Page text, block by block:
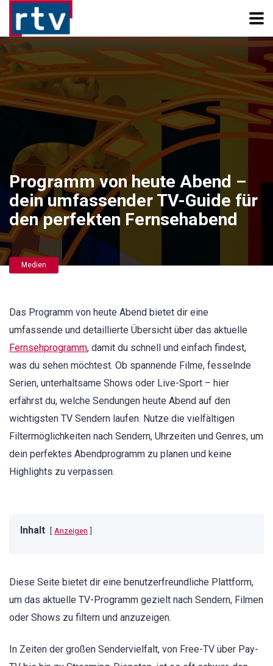
Programm von heute Abend –
dein umfassender TV-Guide für
den perfekten Fernsehabend
Medien
Das Programm von heute Abend bietet dir eine
umfassende und detaillierte Übersicht über das aktuelle
Fernsehprogramm, damit du schnell und einfach findest,
was du sehen möchtest. Ob spannende Filme, fesselnde
Serien, unterhaltsame Shows oder Live-Sport – hier
erfährst du, welche Sendungen heute Abend auf den
wichtigsten TV Sendern laufen. Nutze die vielfältigen
Filtermöglichkeiten nach Sendern, Uhrzeiten und Genres, um
dein perfektes Abendprogramm zu planen und keine
Highlights zu verpassen.
Inhalt Anzeigen
Diese Seite bietet dir eine benutzerfreundliche Plattform,
um das aktuelle TV-Programm gezielt nach Sendern, Filmen
oder Shows zu filtern und anzuzeigen.
In Zeiten der großen Sendervielfalt, von Free-TV über Pay-